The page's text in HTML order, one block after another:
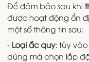
Để đảm bảo sau khi
được hoạt động ổn
một số thông tin sau:
- Loại ắc quy: tùy
dùng mà chọn lắp